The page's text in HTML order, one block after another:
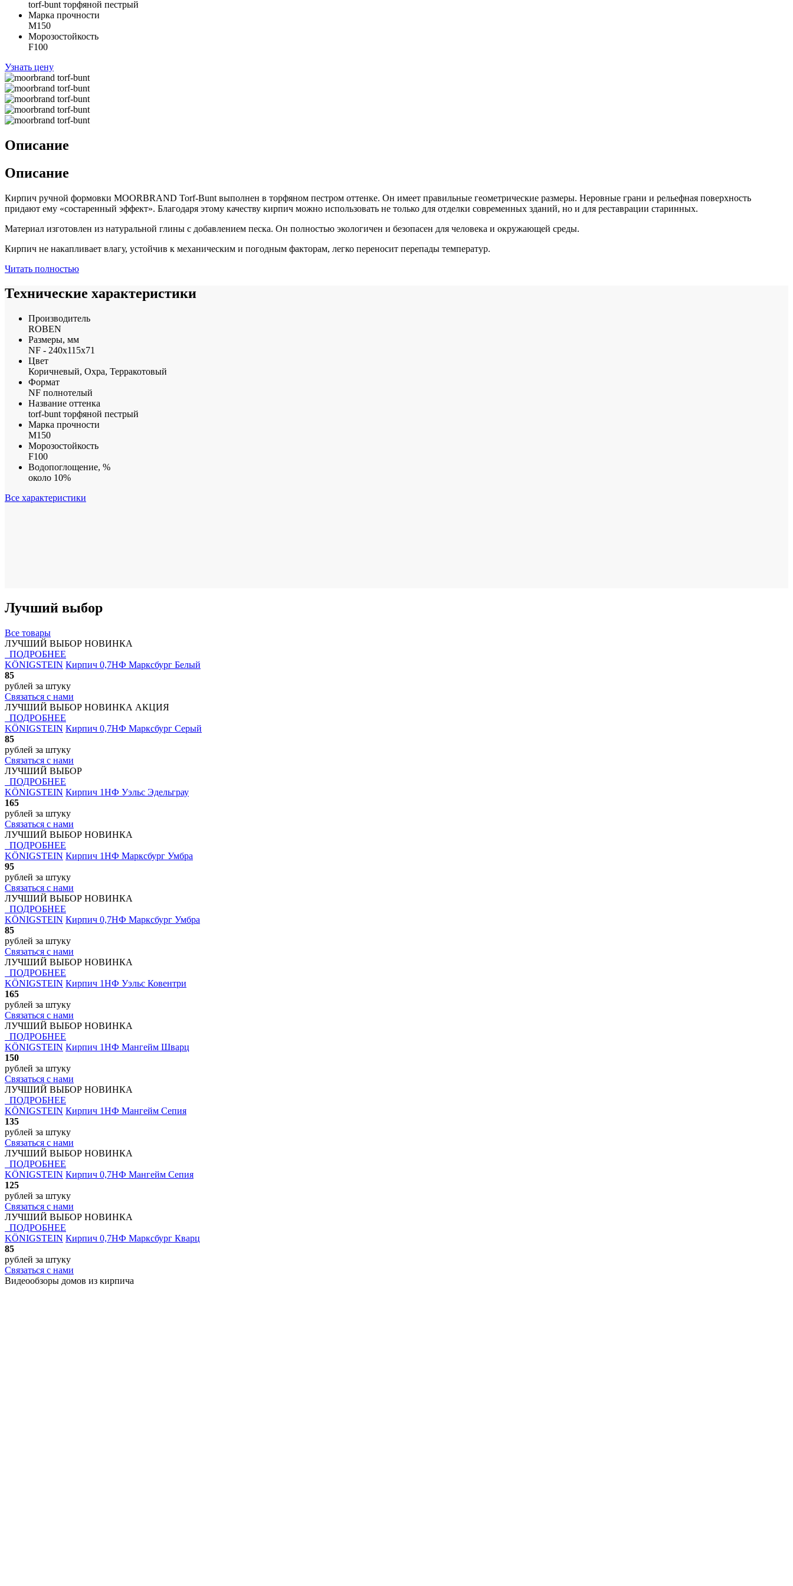
torf-bunt торфяной пестрый
Марка прочности
М150
Морозостойкость
F100
Узнать цену
Описание
Описание
Кирпич ручной формовки MOORBRAND Torf-Bunt выполнен в торфяном пестром оттенке. Он имеет правильные геометрические размеры. Неровные грани и рельефная поверхность
придают ему «состаренный эффект». Благодаря этому качеству кирпич можно использовать не только для отделки современных зданий, но и для реставрации старинных.
Материал изготовлен из натуральной глины с добавлением песка. Он полностью экологичен и безопасен для человека и окружающей среды.
Кирпич не накапливает влагу, устойчив к механическим и погодным факторам, легко переносит перепады температур.
Читать полностью
Технические характеристики
Производитель
ROBEN
Размеры, мм
NF - 240x115x71
Цвет
Коричневый, Охра, Терракотовый
Формат
NF полнотелый
Название оттенка
torf-bunt торфяной пестрый
Марка прочности
М150
Морозостойкость
F100
Водопоглощение, %
около 10%
Все характеристики
Лучший выбор
Все товары
ЛУЧШИЙ ВЫБОР НОВИНКА
ПОДРОБНЕЕ
KÖNIGSTEIN Кирпич 0,7НФ Марксбург Белый
85
рублей за штуку
Связаться с нами
ЛУЧШИЙ ВЫБОР НОВИНКА АКЦИЯ
ПОДРОБНЕЕ
KÖNIGSTEIN Кирпич 0,7НФ Марксбург Серый
85
рублей за штуку
Связаться с нами
ЛУЧШИЙ ВЫБОР
ПОДРОБНЕЕ
KÖNIGSTEIN Кирпич 1НФ Уэльс Эдельграу
165
рублей за штуку
Связаться с нами
ЛУЧШИЙ ВЫБОР НОВИНКА
ПОДРОБНЕЕ
KÖNIGSTEIN Кирпич 1НФ Марксбург Умбра
95
рублей за штуку
Связаться с нами
ЛУЧШИЙ ВЫБОР НОВИНКА
ПОДРОБНЕЕ
KÖNIGSTEIN Кирпич 0,7НФ Марксбург Умбра
85
рублей за штуку
Связаться с нами
ЛУЧШИЙ ВЫБОР НОВИНКА
ПОДРОБНЕЕ
KÖNIGSTEIN Кирпич 1НФ Уэльс Ковентри
165
рублей за штуку
Связаться с нами
ЛУЧШИЙ ВЫБОР НОВИНКА
ПОДРОБНЕЕ
KÖNIGSTEIN Кирпич 1НФ Мангейм Шварц
150
рублей за штуку
Связаться с нами
ЛУЧШИЙ ВЫБОР НОВИНКА
ПОДРОБНЕЕ
KÖNIGSTEIN Кирпич 1НФ Мангейм Сепия
135
рублей за штуку
Связаться с нами
ЛУЧШИЙ ВЫБОР НОВИНКА
ПОДРОБНЕЕ
KÖNIGSTEIN Кирпич 0,7НФ Мангейм Сепия
125
рублей за штуку
Связаться с нами
ЛУЧШИЙ ВЫБОР НОВИНКА
ПОДРОБНЕЕ
KÖNIGSTEIN Кирпич 0,7НФ Марксбург Кварц
85
рублей за штуку
Связаться с нами
Видеообзоры домов из кирпича